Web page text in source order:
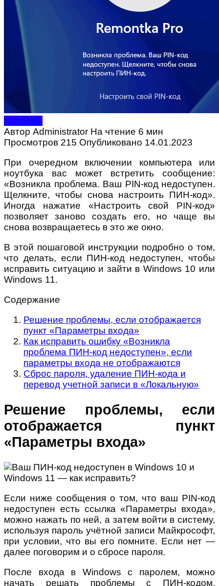
Windows
Автор Administrator На чтение 6 мин
Просмотров 215 Опубликовано 14.01.2023
При очередном включении компьютера или
ноутбука вас может встретить сообщение:
«Возникла проблема. Ваш PIN-код недоступен.
Щелкните, чтобы снова настроить ПИН-код».
Иногда нажатие «Настроить свой PIN-код»
позволяет заново создать его, но чаще вы
снова возвращаетесь в это же окно.
В этой пошаговой инструкции подробно о том,
что делать, если ПИН-код недоступен, чтобы
исправить ситуацию и зайти в Windows 10 или
Windows 11.
Содержание
Решение проблемы, если отображается
пункт «Параметры входа»
Как исправить ошибку «Возникла
проблема ПИН-код недоступен», если
параметры входа не отображаются
Сброс пароля, удаление ПИН-кода и
перевод учетной записи в «Локальную»
Решение проблемы, если
отображается пункт
«Параметры входа»
Если ниже сообщения о том, что ваш PIN-код
недоступен есть ссылка «Параметры входа»,
можно нажать по ней, а затем войти в систему,
используя пароль учётной записи Майкрософт,
при условии, что вы его помните. Если нет —
далее поговорим и о сбросе пароля.
После входа в Windows с паролем, можно
начать решать проблемы с ПИН-кодом.